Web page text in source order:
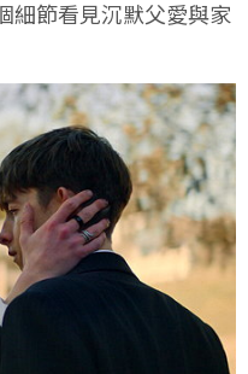
細節看見沉默父愛與家